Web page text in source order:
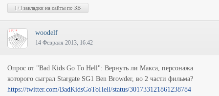
woodelf
14 Февраля 2013, 16:42
Опрос от "Bad Kids Go To Hell": Вернуть ли Макса, персонажа
которого сыграл Stargate SG1 Ben Browder, во 2 части фильма?
https://twitter.com/BadKidsGoToHell/status/301733121861238784